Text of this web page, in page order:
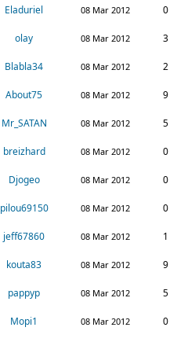
Eladuriel 08 Mar 2012 0
olay 08 Mar 2012 3
Blabla34 08 Mar 2012 2
About75 08 Mar 2012 9
Mr_SATAN 08 Mar 2012 5
breizhard 08 Mar 2012 0
Djogeo 08 Mar 2012 0
pilou69150 08 Mar 2012 0
jeff67860 08 Mar 2012 1
kouta83 08 Mar 2012 9
pappyp 08 Mar 2012 5
Mopi1 08 Mar 2012 0